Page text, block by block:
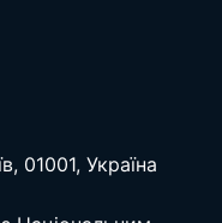
01001, Україна